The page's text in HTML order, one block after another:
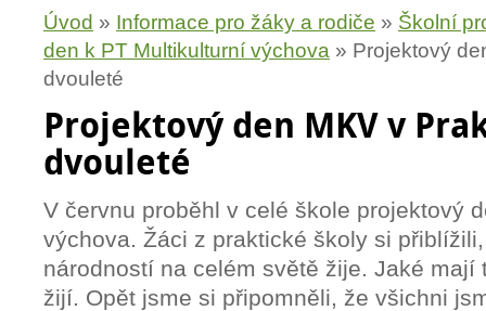
Úvod » Informace pro žáky a rodiče » Školní
den k PT Multikulturní výchova » Projektový
dvouleté
Projektový den MKV v
dvouleté
V červnu proběhl v celé škole projektový
výchova. Žáci z praktické školy si
národností na celém světě žije. Jaké mají
žijí. Opět jsme si připomněli, že všichni